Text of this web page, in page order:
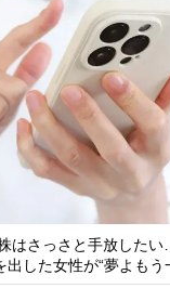
はさっさと手放した
した女性が“夢よもう